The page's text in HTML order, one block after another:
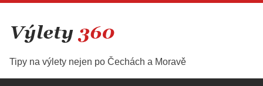
content
Tipy na výlety nejen po Čechách a Moravě